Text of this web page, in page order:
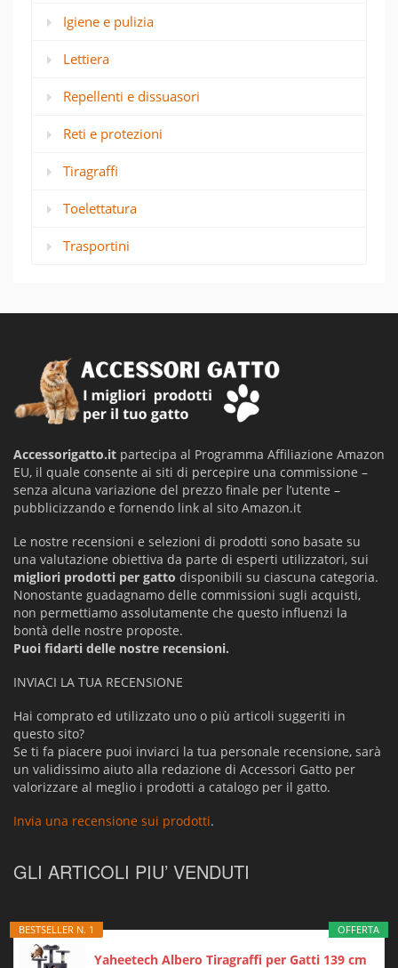
Igiene e pulizia
Lettiera
Repellenti e dissuasori
Reti e protezioni
Tiragraffi
Toelettatura
Trasportini
Accessorigatto.it partecipa al Programma Affiliazione Amazon
EU, il quale consente ai siti di percepire una commissione –
senza alcuna variazione del prezzo finale per l’utente –
pubblicizzando e fornendo link al sito Amazon.it
Le nostre recensioni e selezioni di prodotti sono basate su
una valutazione obiettiva da parte di esperti utilizzatori, sui
migliori prodotti per gatto disponibili su ciascuna categoria.
Nonostante guadagnamo delle commissioni sugli acquisti,
non permettiamo assolutamente che questo influenzi la
bontà delle nostre proposte.
Puoi fidarti delle nostre recensioni.
INVIACI LA TUA RECENSIONE
Hai comprato ed utilizzato uno o più articoli suggeriti in
questo sito?
Se ti fa piacere puoi inviarci la tua personale recensione, sarà
un validissimo aiuto alla redazione di Accessori Gatto per
valorizzare al meglio i prodotti a catalogo per il gatto.
Invia una recensione sui prodotti.
GLI ARTICOLI PIU’ VENDUTI
OFFERTA
BESTSELLER N. 1
Yaheetech Albero Tiragraffi per Gatti 139 cm